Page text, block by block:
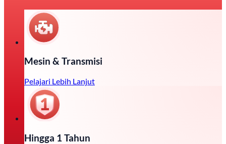
Mesin & Transmisi
Pelajari Lebih Lanjut
Hingga 1 Tahun